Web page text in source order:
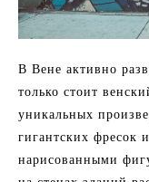
В Вене активно
только стоит
уникальных
гигантских фресок
нарисованными